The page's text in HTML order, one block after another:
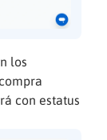
los
con estatus